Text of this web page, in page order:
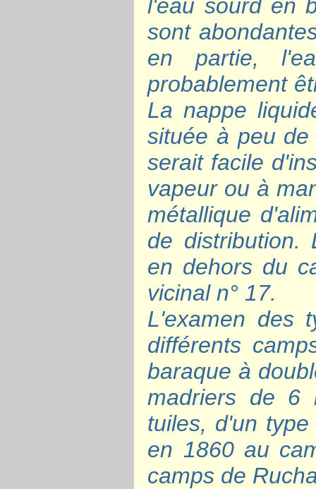
l'eau sourd en
sont
en partie,
probablement
La nappe
située à peu
serait facile
vapeur ou à
métallique
de distribution.
en dehors du
vicinal n° 17.
L'examen des
différents
baraque à
madriers de 6
tuiles, d'un
en 1860 au
camps de